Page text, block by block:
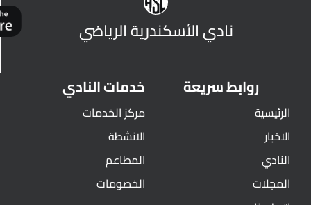
نادي الأسكندرية الرياضي
روابط سريعة
الرئيسية
الاخبار
النادي
المجلات
خدمات النادي
مركز الخدمات
الانشطة
المطاعم
الخصومات